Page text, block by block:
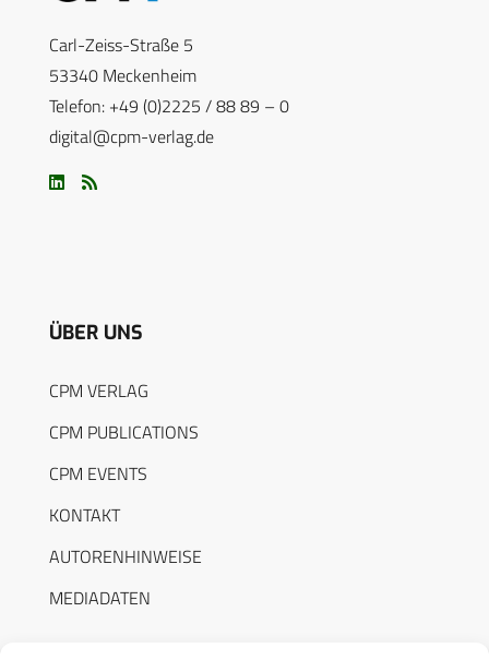
Carl-Zeiss-Straße 5
53340 Meckenheim
Telefon: +49 (0)2225 / 88 89 – 0
digital@cpm-verlag.de
ÜBER UNS
CPM VERLAG
CPM PUBLICATIONS
CPM EVENTS
KONTAKT
AUTORENHINWEISE
MEDIADATEN